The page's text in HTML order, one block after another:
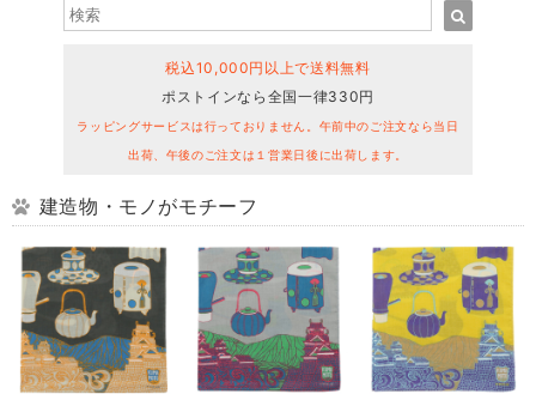
税込10,000円以上で送料無料
ポストインなら全国一律330円
ラッピングサービスは行っておりません。午前中のご注文なら当日
出荷、午後のご注文は１営業日後に出荷します。
建造物・モノがモチーフ